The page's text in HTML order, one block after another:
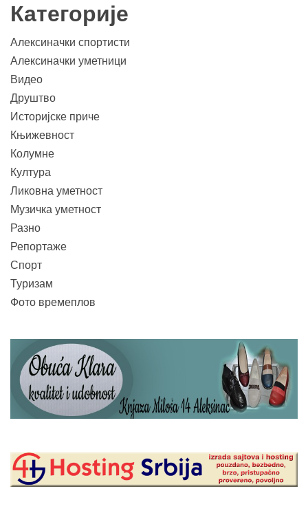
Категорије
Алексиначки спортисти
Алексиначки уметници
Видео
Друштво
Историјске приче
Књижевност
Колумне
Култура
Ликовна уметност
Музичка уметност
Разно
Репортаже
Спорт
Туризам
Фото времеплов